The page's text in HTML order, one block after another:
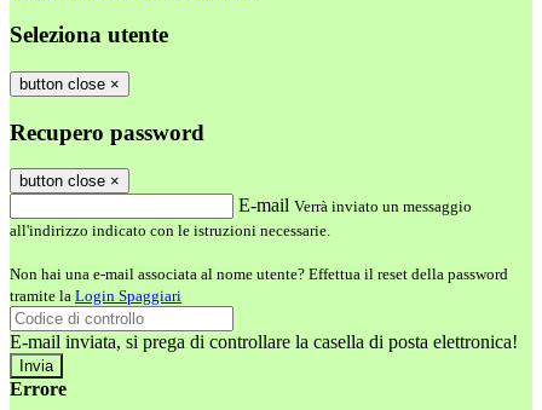
Seleziona utente
button close ×
Recupero password
button close ×
E-mail Verrà inviato un messaggio
all'indirizzo indicato con le istruzioni necessarie.
Non hai una e-mail associata al nome utente? Effettua il reset della password
tramite la Login Spaggiari
E-mail inviata, si prega di controllare la casella di posta elettronica!
Errore